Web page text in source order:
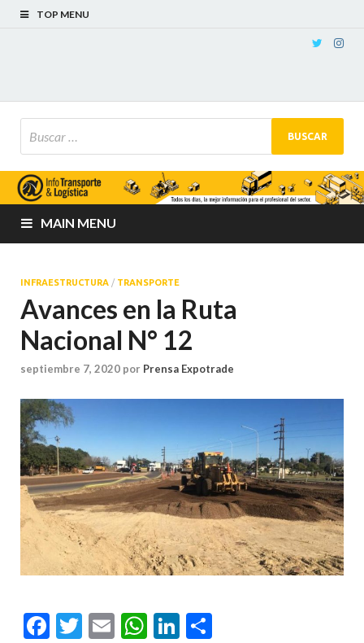
TOP MENU
MAIN MENU
INFRAESTRUCTURA / TRANSPORTE
Avances en la Ruta
Nacional N° 12
septiembre 7, 2020 por Prensa Expotrade
Facebook
Twitter
EmailWhatsApp
LinkedIn